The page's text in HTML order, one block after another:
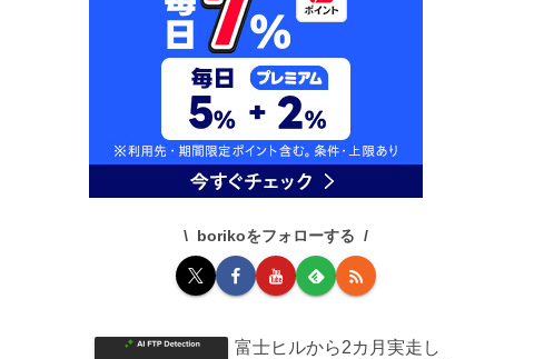
borikoをフォローする
富士ヒルから2カ月実走し